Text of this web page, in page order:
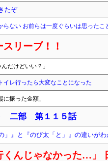
たぞ
ない お前らは一度ぐらいは思ったこ
リーブ！！
だけどいい？」
イレ行ったら大変なことになった
に振った金額」
二部 第１１５話
」』と『のび太「と」』の違いが
くんじゃなかった…」